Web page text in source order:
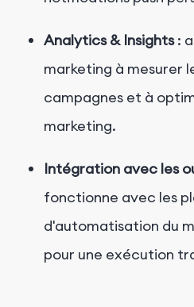
Analytics & Insights :
marketing à mesurer
campagnes et à
marketing.
Intégration avec les
fonctionne avec les
d'automatisation du
pour une exécution